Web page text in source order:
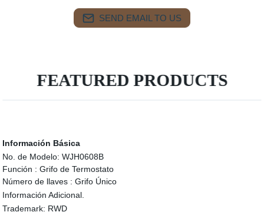
SEND EMAIL TO US
FEATURED PRODUCTS
Información Básica
No. de Modelo: WJH0608B
Función : Grifo de Termostato
Número de llaves : Grifo Único
Información Adicional.
Trademark: RWD